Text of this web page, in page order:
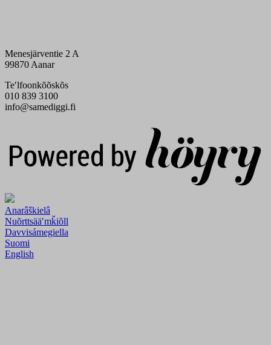
Menesjärventie 2 A
99870 Aanar
Teʹlfoonkõõskõs
010 839 3100
info@samediggi.fi
Anarâškielâ
Nuõrttsääʹmǩiõll
Davvisámegiella
Suomi
English